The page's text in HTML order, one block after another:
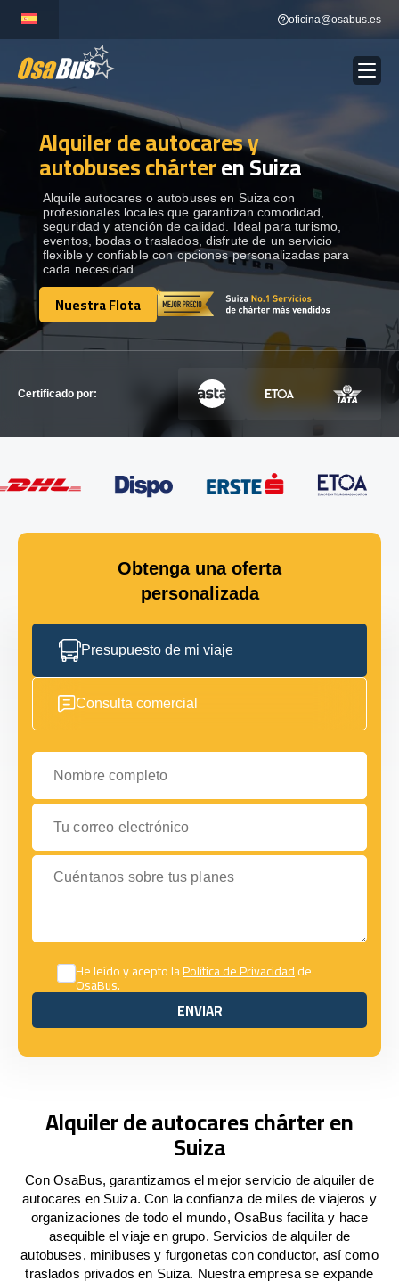
content
oficina@osabus.es
ALQUILER DE AUTOCARES
DESTINOS Show dropdown
RECORRIDAS Show dropdown
FLOTA
Alquiler de autocares y
autobuses chárteren Suiza
Alquile autocares o autobuses en Suiza con
profesionales locales que garantizan comodidad,
seguridad y atención de calidad. Ideal para turismo,
eventos, bodas o traslados, disfrute de un servicio
flexible y confiable con opciones personalizadas para
cada necesidad.
Nuestra Flota
Nuestra Flota
Certificado por:
Obtenga una oferta
personalizada
Presupuesto de mi viaje
Consulta comercial
Nombre completo
Tu correo electrónico
Cuéntanos sobre tus planes
He leído y acepto laPolítica de Privacidadde
OsaBus.
ENVIAR
ENVIAR
Alquiler de autocares chárter en
Suiza
Con OsaBus, garantizamos el mejor servicio de alquiler de
autocares en Suiza. Con la confianza de miles de viajeros y
organizaciones de todo el mundo, OsaBus facilita y hace
asequible el viaje en grupo. Servicios de alquiler de
autobuses, minibuses y furgonetas con conductor, así como
traslados privados en Suiza. Nuestra empresa se expande